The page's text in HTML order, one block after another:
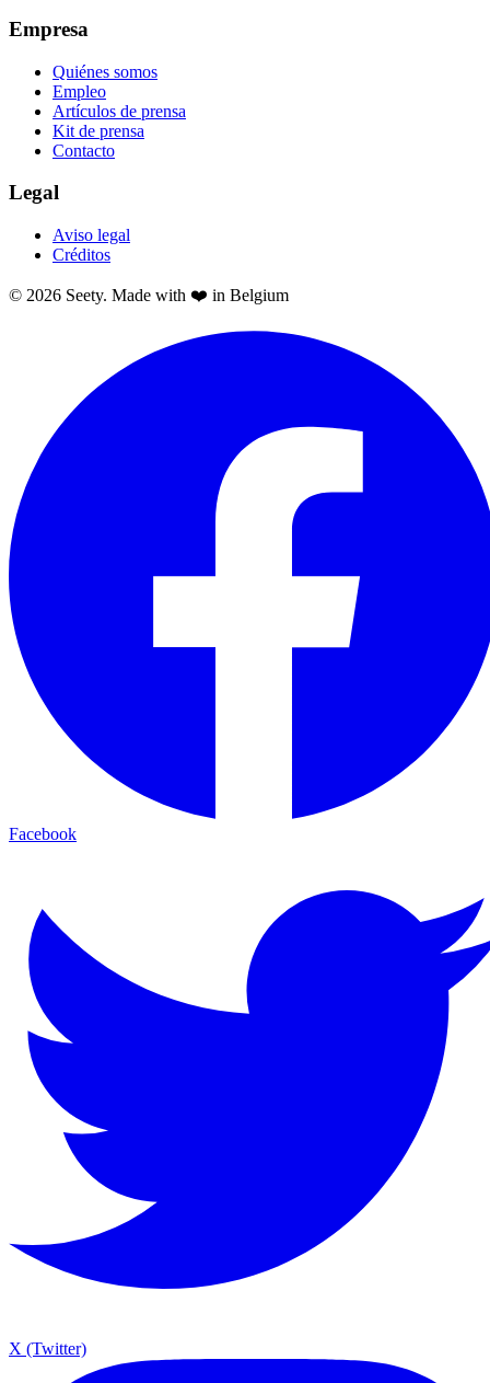
Empresa
Quiénes somos
Empleo
Artículos de prensa
Kit de prensa
Contacto
Legal
Aviso legal
Créditos
© 2026 Seety. Made with ❤️ in Belgium
Facebook
X (Twitter)